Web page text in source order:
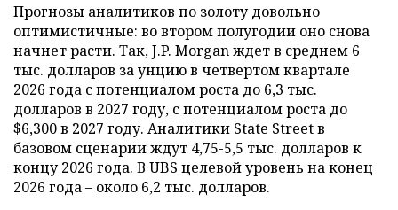
Прогнозы аналитиков по золоту довольно
оптимистичные: во втором полугодии оно снова
начнет расти. Так, J.P. Morgan ждет в среднем 6
тыс. долларов за унцию в четвертом квартале
2026 года с потенциалом роста до 6,3 тыс.
долларов в 2027 году, с потенциалом роста до
$6,300 в 2027 году. Аналитики State Street в
базовом сценарии ждут 4,75-5,5 тыс. долларов к
концу 2026 года. В UBS целевой уровень на конец
2026 года – около 6,2 тыс. долларов.